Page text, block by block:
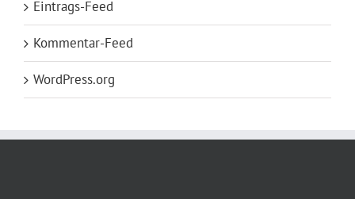
Eintrags-Feed
Kommentar-Feed
WordPress.org